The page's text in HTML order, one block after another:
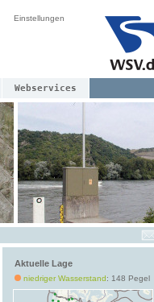
Einstellungen
Webservices
Aktuelle Lage
niedriger Wasserstand: 148 Pegel